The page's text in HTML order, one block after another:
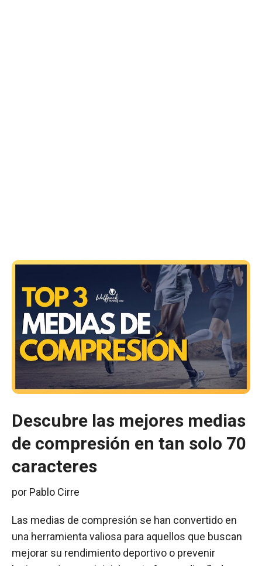
Descubre las mejores medias
de compresión en tan solo 70
caracteres
por Pablo Cirre
Las medias de compresión se han convertido en
una herramienta valiosa para aquellos que buscan
mejorar su rendimiento deportivo o prevenir